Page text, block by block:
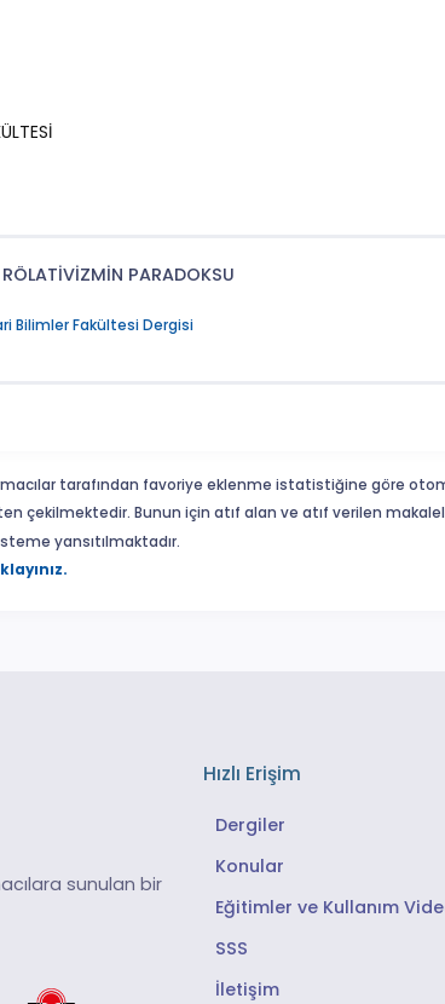
RÖLATİVİZMİN PARADOKSU
Bilimler Fakültesi Dergisi
tarafından favoriye eklenme istatistiğine göre
çekilmektedir. Bunun için atıf alan ve atıf verilen
yansıtılmaktadır.
sunulan bir
Hızlı Erişim
Dergiler
Konular
Eğitimler ve Kullanım
SSS
İletişim